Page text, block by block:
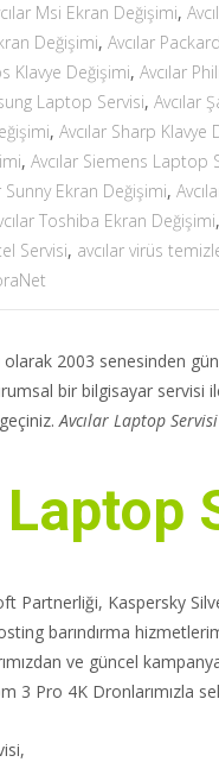
Msi Ekran Değişimi,
Değişimi, Avcılar
Klavye Değişimi, Avcılar
Laptop Servisi, Avcılar
, Avcılar Sharp Klavye
, Avcılar Siemens Laptop
Sunny Ekran Değişimi,
Toshiba Ekran Değişimi,
Servisi, avcılar virüs
olarak 2003 senesinden
bir bilgisayar servisi
Avcılar Laptop Servisi
Laptop
Partnerliği, Kaspersky
barındırma
ve güncel
3 Pro 4K Dronlarımızla